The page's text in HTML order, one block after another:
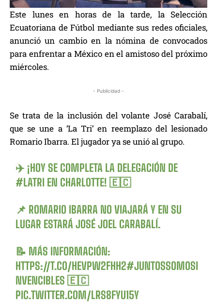
Este lunes en horas de la tarde, la Selección
Ecuatoriana de Fútbol mediante sus redes oficiales,
anunció un cambio en la nómina de convocados
para enfrentar a México en el amistoso del próximo
miércoles.
- Publicidad -
Se trata de la inclusión del volante José Carabalí,
que se une a ‘La Tri’ en reemplazo del lesionado
Romario Ibarra. El jugador ya se unió al grupo.
✈️ ¡HOY SE COMPLETA LA DELEGACIÓN DE
#LATRI EN CHARLOTTE! 🇪🇨
📌 ROMARIO IBARRA NO VIAJARÁ Y EN SU
LUGAR ESTARÁ JOSÉ JOEL CARABALÍ.
📝 MÁS INFORMACIÓN:
HTTPS://T.CO/HEVPW2FHH2#JUNTOSSOMOSI
NVENCIBLES 🇪🇨
PIC.TWITTER.COM/LRS8FYU15Y